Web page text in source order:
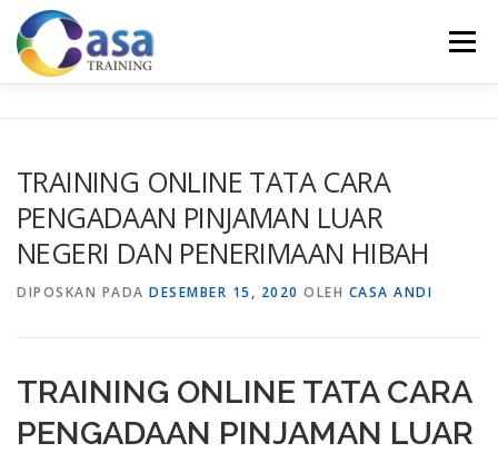
Lompat
konten
Menu
KONTAK KAMI SERTIFIKASI EVALUASI
TRAINING ONLINE TATA CARA
PENGADAAN PINJAMAN LUAR
NEGERI DAN PENERIMAAN HIBAH
DIPOSKAN PADA DESEMBER 15, 2020 OLEH CASA ANDI
TRAINING ONLINE TATA CARA
PENGADAAN PINJAMAN LUAR